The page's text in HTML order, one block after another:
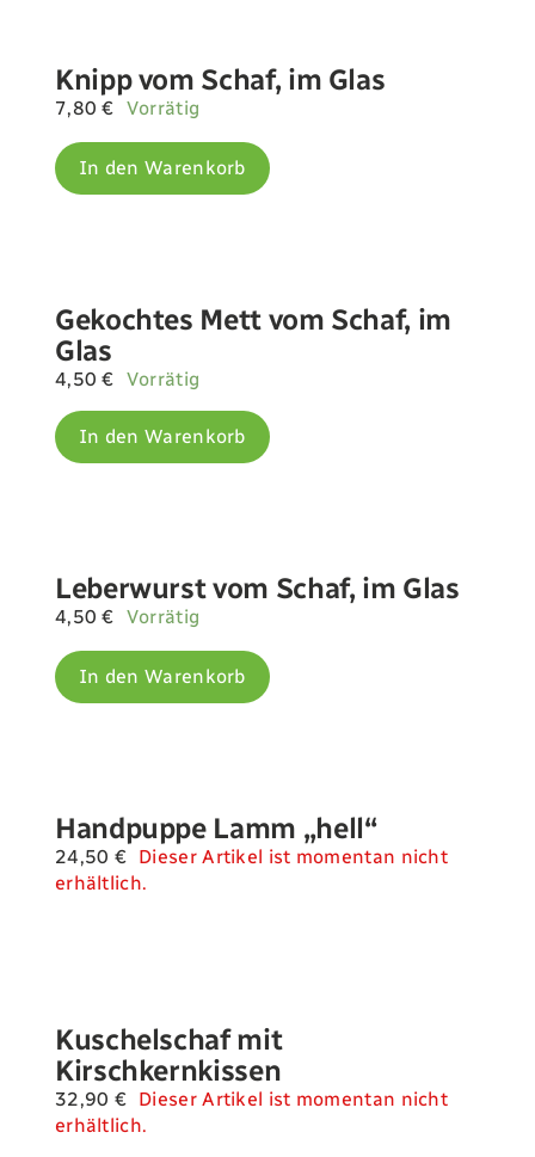
Knipp vom Schaf, im Glas
7,80€ Vorrätig
In den Warenkorb
Gekochtes Mett vom Schaf, im
Glas
4,50€ Vorrätig
In den Warenkorb
Leberwurst vom Schaf, im Glas
4,50€ Vorrätig
In den Warenkorb
Handpuppe Lamm „hell“
24,50 € Dieser Artikel ist momentan nicht
erhältlich.
Kuschelschaf mit
Kirschkernkissen
32,90 € Dieser Artikel ist momentan nicht
erhältlich.